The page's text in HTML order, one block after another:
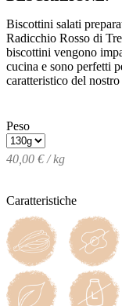
Biscottini salati
Radicchio Rosso di
biscottini vengono
cucina e sono perfetti
caratteristico del
Peso
40,00 € / kg
Caratteristiche